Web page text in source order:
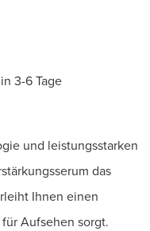
3-6 Tage
und leistungsstarken
das
Ihnen einen
Aufsehen sorgt.